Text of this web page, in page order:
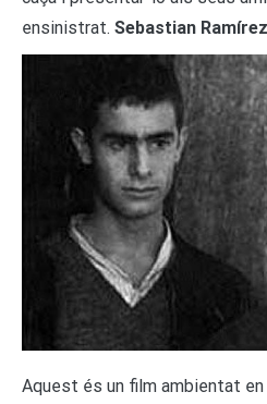
ensinistrat. Sebastian Ramírez
Aquest és un film ambientat en